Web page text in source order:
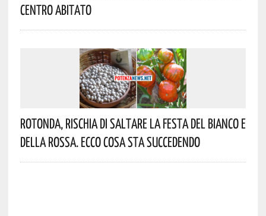
Centro Abitato
Rotonda, Rischia Di Saltare La Festa Del Bianco E
Della Rossa. Ecco Cosa Sta Succedendo